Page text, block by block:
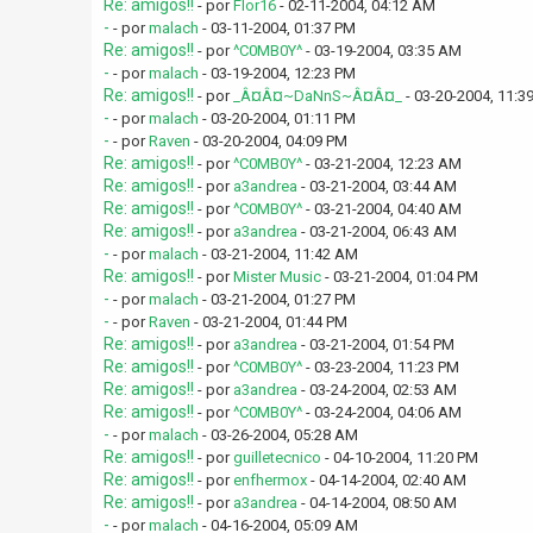
Re: amigos!! - por Flor16- 02-11-2004, 04:12 AM
- - pormalach - 03-11-2004, 01:37 PM
Re: amigos!! - por^C0MB0Y^- 03-19-2004, 03:35 AM
- - pormalach - 03-19-2004, 12:23 PM
Re: amigos!! - por _Â¤Â¤~DaNnS~Â¤Â¤_ - 03-20-2004,
- - pormalach - 03-20-2004, 01:11 PM
- - porRaven - 03-20-2004, 04:09 PM
Re: amigos!! - por^C0MB0Y^- 03-21-2004, 12:23 AM
Re: amigos!! - por a3andrea - 03-21-2004, 03:44 AM
Re: amigos!! - por^C0MB0Y^- 03-21-2004, 04:40 AM
Re: amigos!! - por a3andrea - 03-21-2004, 06:43 AM
- - pormalach - 03-21-2004, 11:42 AM
Re: amigos!! - porMister Music- 03-21-2004, 01:04 PM
- - pormalach - 03-21-2004, 01:27 PM
- - porRaven - 03-21-2004, 01:44 PM
Re: amigos!! - por a3andrea - 03-21-2004, 01:54 PM
Re: amigos!! - por^C0MB0Y^- 03-23-2004, 11:23 PM
Re: amigos!! - por a3andrea - 03-24-2004, 02:53 AM
Re: amigos!! - por^C0MB0Y^- 03-24-2004, 04:06 AM
- - pormalach - 03-26-2004, 05:28 AM
Re: amigos!! - porguilletecnico - 04-10-2004, 11:20 PM
Re: amigos!! - porenfhermox- 04-14-2004, 02:40 AM
Re: amigos!! - por a3andrea - 04-14-2004, 08:50 AM
- - pormalach - 04-16-2004, 05:09 AM